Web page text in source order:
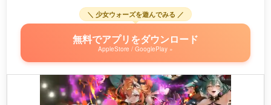
＼ 少女ウォーズを遊んでみる ／
無料でアプリをダウンロード
AppleStore / GooglePlay »